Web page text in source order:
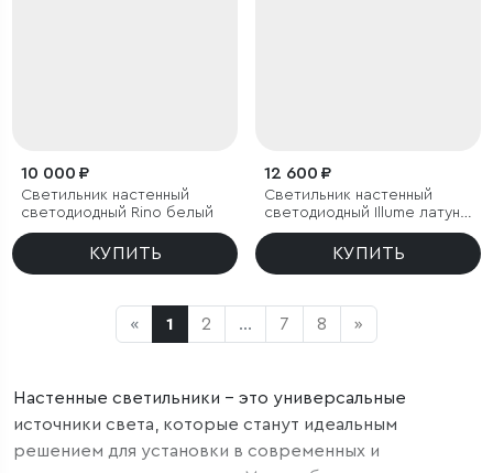
10 000 ₽
Светильник настенный
светодиодный Rino белый
КУПИТЬ
12 600 ₽
Светильник настенный
светодиодный Illume латунь
3000K
КУПИТЬ
« 1 2 ... 7 8 »
Настенные светильники – это универсальные
источники света, которые станут идеальным
решением для установки в современных и